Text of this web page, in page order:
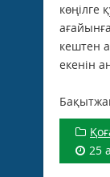
көңілге
кештен
екенін
25